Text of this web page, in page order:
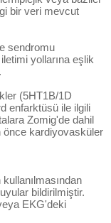
bir veri mevcut
sendromu
yollarına eşlik
(5HT1B/1D
enfarktüsü ile ilgili
Zomig'de dahil
önce kardiyovasküler
bildirilmiştir.
EKG'deki